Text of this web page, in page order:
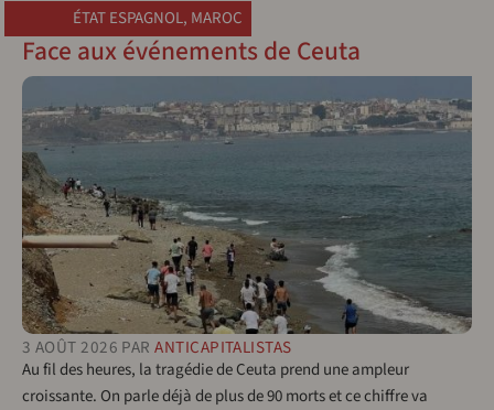
ÉTAT ESPAGNOL, MAROC
Face aux événements de Ceuta
3 AOÛT 2026 PARANTICAPITALISTAS
Au fil des heures, la tragédie de Ceuta prend une ampleur
croissante. On parle déjà de plus de 90 morts et ce chiffre va